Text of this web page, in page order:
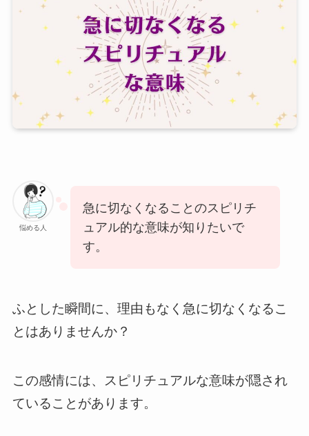
悩める人
急に切なくなることのスピリチ
ュアル的な意味が知りたいで
す。
ふとした瞬間に、理由もなく急に切なくなるこ
とはありませんか？
この感情には、スピリチュアルな意味が隠され
ていることがあります。